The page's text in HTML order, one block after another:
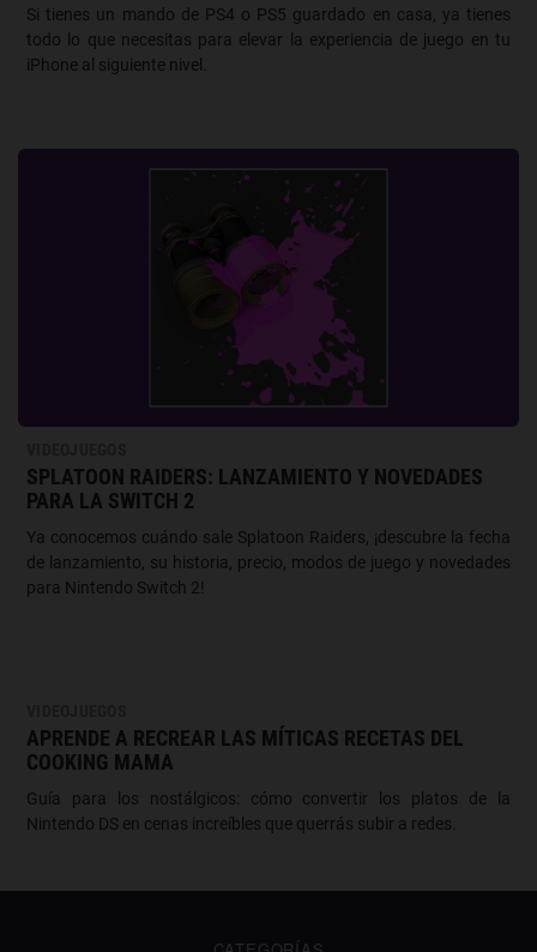
Si tienes un mando de PS4 o PS5 guardado en casa, ya tienes
todo lo que necesitas para elevar la experiencia de juego en tu
iPhone al siguiente nivel.
SPLATOON RAIDERS: LANZAMIENTO Y NOVEDADES
PARA LA SWITCH 2
Ya conocemos cuándo sale Splatoon Raiders, ¡descubre la fecha
de lanzamiento, su historia, precio, modos de juego y novedades
para Nintendo Switch 2!
APRENDE A RECREAR LAS MÍTICAS RECETAS DEL
COOKING MAMA
Guía para los nostálgicos: cómo convertir los platos de la
Nintendo DS en cenas increíbles que querrás subir a redes.